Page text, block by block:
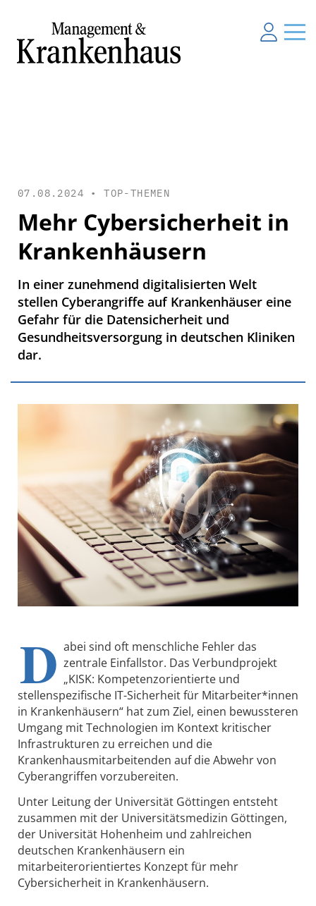
07.08.2024 •TOP-THEMEN
Mehr Cybersicherheit in
Krankenhäusern
In einer zunehmend digitalisierten Welt
stellen Cyberangriffe auf Krankenhäuser eine
Gefahr für die Datensicherheit und
Gesundheitsversorgung in deutschen Kliniken
dar.
D abei sind oft menschliche Fehler das
zentrale Einfallstor. Das Verbundprojekt
„KISK: Kompetenzorientierte und
stellenspezifische IT-Sicherheit für Mitarbeiter*innen
in Krankenhäusern“ hat zum Ziel, einen bewussteren
Umgang mit Technologien im Kontext kritischer
Infrastrukturen zu erreichen und die
Krankenhausmitarbeitenden auf die Abwehr von
Cyberangriffen vorzubereiten.
Unter Leitung der Universität Göttingen entsteht
zusammen mit der Universitätsmedizin Göttingen,
der Universität Hohenheim und zahlreichen
deutschen Krankenhäusern ein
mitarbeiterorientiertes Konzept für mehr
Cybersicherheit in Krankenhäusern.